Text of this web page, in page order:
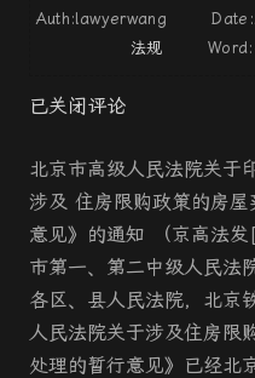
Auth:lawyerwang
法规 Word:
已关闭评论
北京市高级人民法院关于
涉及 住房限购政策的房屋
意见》的通知 （京高法
市第一、第二中级人民法
各区、县人民法院，北京
人民法院关于涉及住房限
处理的暂行意见》已经北